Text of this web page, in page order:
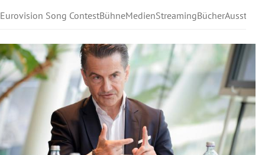
Untermenü
Untermenü
Eurovision Song ContestBühneMedienStreamingBücher